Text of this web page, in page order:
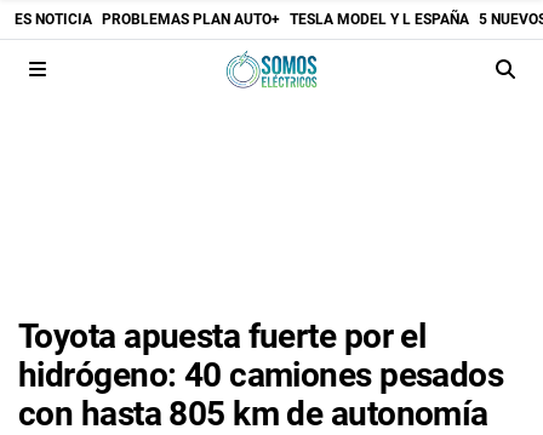
ES NOTICIA PROBLEMAS PLAN AUTO+ TESLA MODEL Y L ESPAÑA 5
Toyota apuesta fuerte por el
hidrógeno: 40 camiones pesados
con hasta 805 km de autonomía